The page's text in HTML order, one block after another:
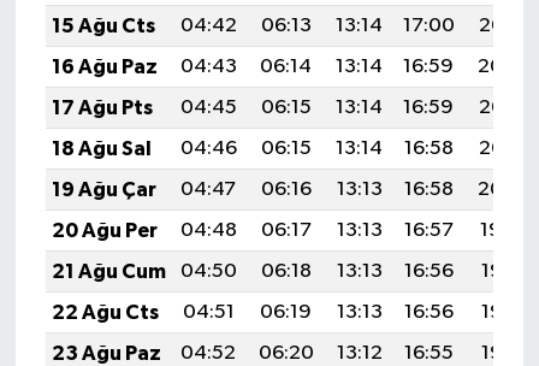
15 Ağu Cts
04:42 06:13 13:14 17:00
20:06
16 Ağu Paz
04:43 06:14 13:14 16:59
20:04
17 Ağu Pts
04:45 06:15 13:14 16:59
20:03
18 Ağu Sal
04:46 06:15 13:14 16:58
20:02
19 Ağu Çar
04:47 06:16 13:13 16:58
20:00
20 Ağu Per
04:48 06:17 13:13 16:57
19:59
21 Ağu Cum
04:50 06:18 13:13 16:56
19:58
22 Ağu Cts
04:51 06:19 13:13 16:56
19:56
23 Ağu Paz
04:52 06:20 13:12 16:55
19:55